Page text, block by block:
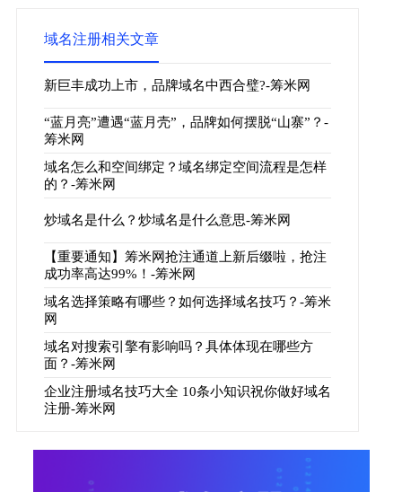
域名注册相关文章
新巨丰成功上市，品牌域名中西合璧?-筹米网
“蓝月亮”遭遇“蓝月壳”，品牌如何摆脱“山寨”？-
筹米网
域名怎么和空间绑定？域名绑定空间流程是怎样
的？-筹米网
炒域名是什么？炒域名是什么意思-筹米网
【重要通知】筹米网抢注通道上新后缀啦，抢注
成功率高达99%！-筹米网
域名选择策略有哪些？如何选择域名技巧？-筹米
网
域名对搜索引擎有影响吗？具体体现在哪些方
面？-筹米网
企业注册域名技巧大全 10条小知识祝你做好域名
注册-筹米网